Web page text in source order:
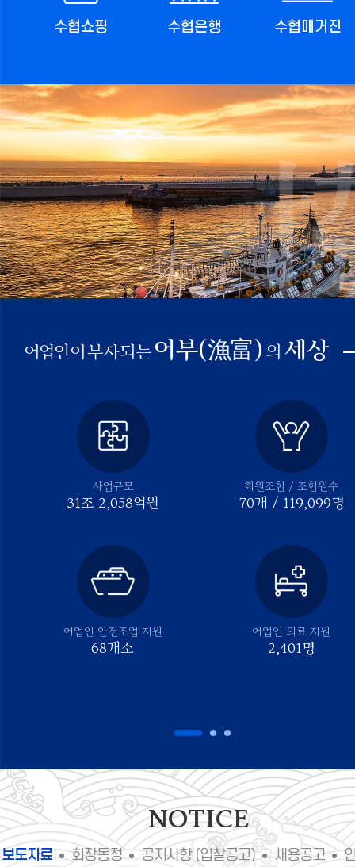
수협쇼핑 수협은행 수협매거진
어업인이부자되는 어부(漁富) 의 세상
사업규모
40조 2,639억원
회원조합 / 조합원수
91개 / 152,692명
어업인 안전조업 지원
88개소
어업인 의료 지원
3,079명
fnctId=recentBbs,fnctNo=20
NOTICE
보도자료 회장동정 공지사항 (입찰공고) 채용공고